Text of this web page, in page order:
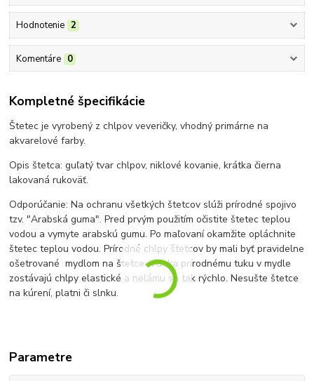
Hodnotenie 2
Komentáre 0
Kompletné špecifikácie
Štetec je vyrobený z chlpov veveričky, vhodný primárne na
akvarelové farby.
Opis štetca: guľatý tvar chlpov, niklové kovanie, krátka čierna
lakovaná rukoväť.
Odporúčanie: Na ochranu všetkých štetcov slúži prírodné spojivo
tzv. "Arabská guma". Pred prvým použitím očistite štetec teplou
vodou a vymyte arabskú gumu. Po maľovaní okamžite opláchnite
štetec teplou vodou. Prírodné chlpy štetcov by mali byť pravidelne
ošetrované mydlom na štetce. Vďaka prírodnému tuku v mydle
zostávajú chlpy elastické a nelámu sa tak rýchlo. Nesušte štetce
na kúrení, platni či slnku.
Parametre